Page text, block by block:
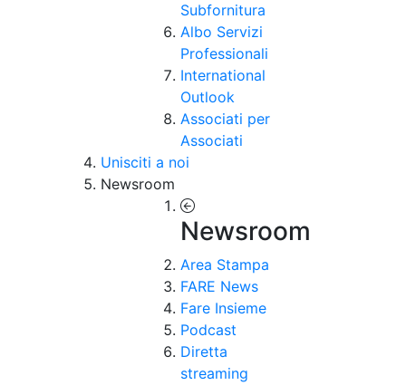
Subfornitura
Albo Servizi
Professionali
International
Outlook
Associati per
Associati
Unisciti a noi
Newsroom
Newsroom
Area Stampa
FARE News
Fare Insieme
Podcast
Diretta
streaming